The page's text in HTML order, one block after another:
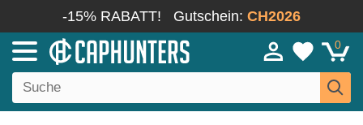
-15% RABATT! Gutschein: CH2026
0